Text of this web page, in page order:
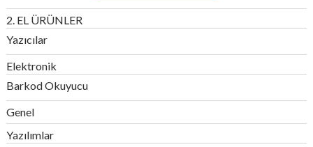
2. EL ÜRÜNLER
Yazıcılar
Elektronik
Barkod Okuyucu
Genel
Yazılımlar